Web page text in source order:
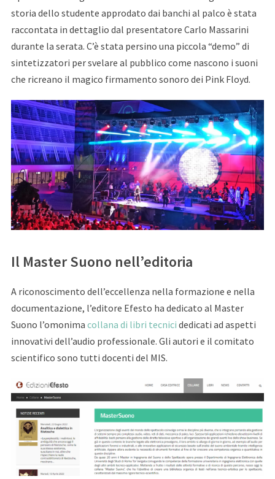
storia dello studente approdato dai banchi al palco è stata
raccontata in dettaglio dal presentatore Carlo Massarini
durante la serata. C’è stata persino una piccola “demo” di
sintetizzatori per svelare al pubblico come nascono i suoni
che ricreano il magico firmamento sonoro dei Pink Floyd.
Il Master Suono nell’editoria
A riconoscimento dell’eccellenza nella formazione e nella
documentazione, l’editore Efesto ha dedicato al Master
Suono l’omonima collana di libri tecnici dedicati ad aspetti
innovativi dell’audio professionale. Gli autori e il comitato
scientifico sono tutti docenti del MIS.